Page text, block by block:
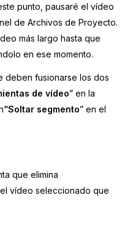
punto, pausaré el vídeo
de Archivos de Proyecto.
más largo hasta que
en ese momento.
deben fusionarse los dos
de vídeo” en la
“Soltar segmento” en el
que elimina
vídeo seleccionado que